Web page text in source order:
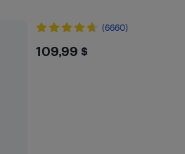
(6660)
$109.99
109,99 $